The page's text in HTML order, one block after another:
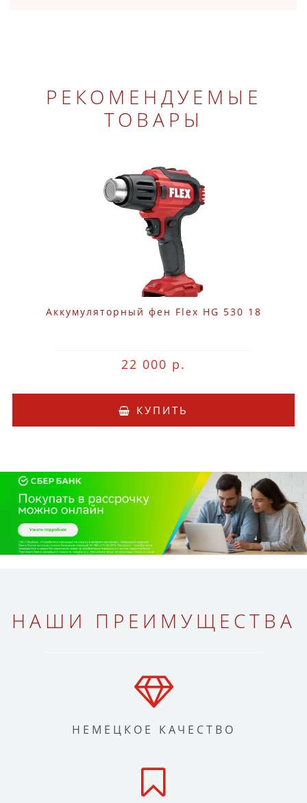
РЕКОМЕНДУЕМЫЕ
ТОВАРЫ
Аккумуляторный фен Flex HG 530 18
22 000 р.
КУПИТЬ
НАШИ ПРЕИМУЩЕСТВА
НЕМЕЦКОЕ КАЧЕСТВО